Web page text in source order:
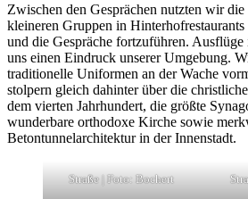
Zwischen den Gesprächen nutzten wir
kleineren Gruppen in Hinterhofrestaurants
und die Gespräche fortzuführen.
uns einen Eindruck unserer Umgebung.
traditionelle Uniformen an der Wache
stolpern gleich dahinter über die
dem vierten Jahrhundert, die größte
wunderbare orthodoxe Kirche sowie
Betontunnelarchitektur in der Innenstadt.
Straße | Foto: Bochert